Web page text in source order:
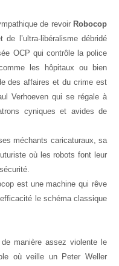
de revoir Robocop
l’ultra-libéralisme débridé
OCP qui contrôle la police
les hôpitaux ou bien
des affaires et du crime est
Verhoeven qui se régale à
cyniques et avides de
méchants caricaturaux, sa
où les robots font leur
est une machine qui rêve
le schéma classique
manière assez violente le
où veille un Peter Weller